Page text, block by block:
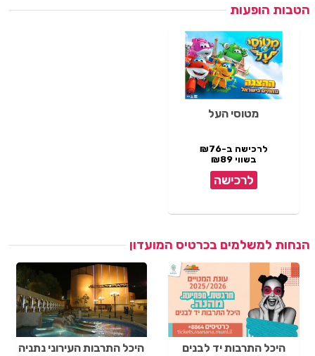
הטבות הופעות
מטוסי העל
לרכישה ב-₪76
בשווי ₪89
לרכישה
הנחות למשלמים בכרטיס המועדון
היכל התרבות יד לבנים היכל התרבות העירוני נתניה